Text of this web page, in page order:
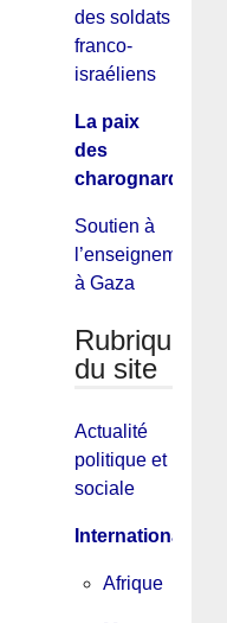
des soldats
franco-
israéliens
La paix
des
charognards
Soutien à
l’enseignement
à Gaza
Rubriques
du site
Actualité
politique et
sociale
International
Afrique